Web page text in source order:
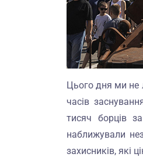
Цього дня ми не
часів
тисяч борців
наближували
захисників, які